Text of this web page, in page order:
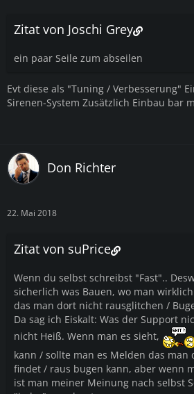
Zitat von Joschi Grey
ein paar Seile zum abseilen
Evt diese als "Tuning / Verbesserung"
Sirenen-System Zusätzlich Einbau bar
Don Richter
22. Mai 2018
Zitat von suPrice
Wenn du selbst schreibst "Fast"..
sicherlich was Bauen, wo man
das man dort nicht rausglitchen /
Da sag ich Eiskalt: Was der Support
nicht Heiß. Wenn man es sieht,
kann / sollte man es Melden das man
findet / raus bugen kann, aber wenn
ist man meiner Meinung nach selbst